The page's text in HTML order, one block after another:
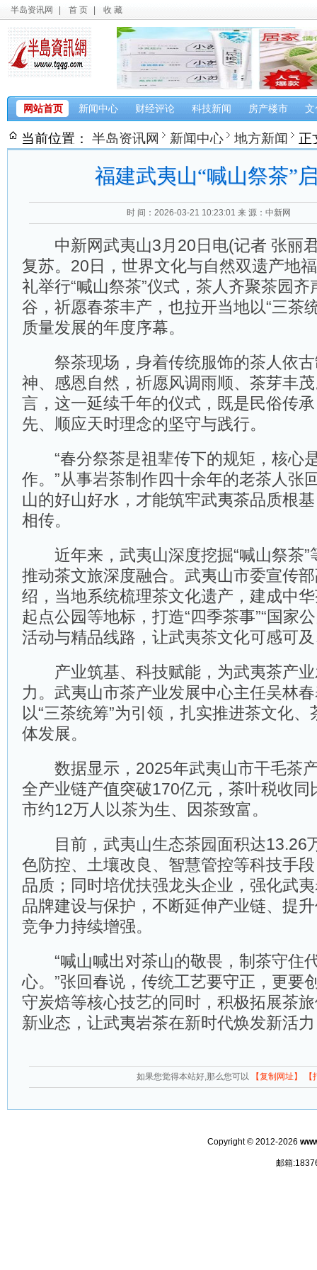
半岛资讯网 首 页 收 藏
网站首页 新闻中心 财经评论 科技新闻 房产楼市 文
当前位置： 半岛资讯网 新闻中心 地方新闻 正
福建武夷山“喊山祭茶”
时 间：2026-03-21 10:23:01 来 源：中新网
中新网武夷山3月20日电(记者 张丽
复苏。20日，世界文化与自然双遗产地
礼举行“喊山祭茶”仪式，茶人齐聚茶园
谷，祈愿春茶丰产，也拉开当地以“三茶
质量发展的年度序幕。
祭茶现场，身着传统服饰的茶人依古
神、感恩自然，祈愿风调雨顺、茶芽丰
言，这一延续千年的仪式，既是民俗传
先、顺应天时理念的坚守与践行。
“春分祭茶是祖辈传下的规矩，核心
作。”从事岩茶制作四十余年的老茶人张
山的好山好水，才能筑牢武夷茶品质根
相传。
近年来，武夷山深度挖掘“喊山祭茶”
推动茶文旅深度融合。武夷山市委宣传
绍，当地系统梳理茶文化遗产，建成中
起点公园等地标，打造“四季茶事”“国家
活动与精品线路，让武夷茶文化可感可及
产业筑基、科技赋能，为武夷茶产业
力。武夷山市茶产业发展中心主任吴林
以“三茶统筹”为引领，扎实推进茶文化
体发展。
数据显示，2025年武夷山市干毛茶
全产业链产值突破170亿元，茶叶税收同
市约12万人以茶为生、因茶致富。
目前，武夷山生态茶园面积达13.26
色防控、土壤改良、智慧管控等科技手
品质；同时培优扶强龙头企业，强化武
品牌建设与保护，不断延伸产业链、提
竞争力持续增强。
“喊山喊出对茶山的敬畏，制茶守住
心。”张回春说，传统工艺要守正，更要
守炭焙等核心技艺的同时，积极拓展茶
新业态，让武夷岩茶在新时代焕发新活
如果您觉得本站好,那么您可以 【复制网址】
Copyright © 2012-2026
邮箱